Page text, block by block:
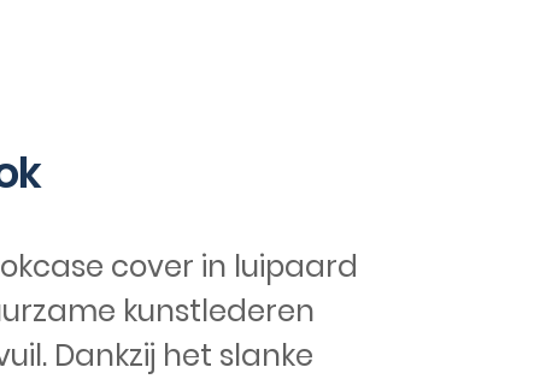
cover in luipaard
kunstlederen
Dankzij het slanke